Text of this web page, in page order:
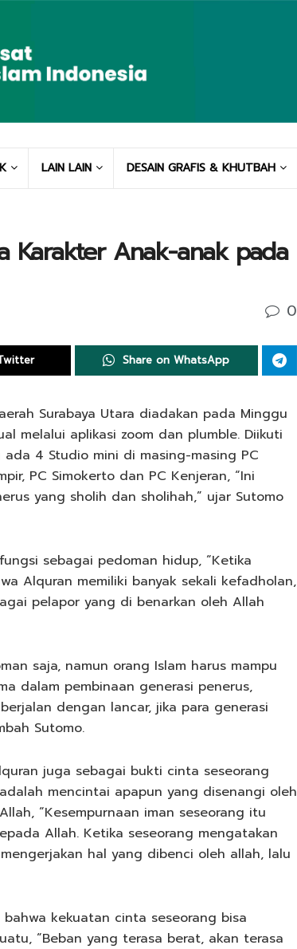
LAIN LAIN DESAIN GRAFIS & KHUTBAH
Karakter Anak-anak pada
0
Share on WhatsApp
Surabaya Utara diadakan pada Minggu
melalui aplikasi zoom dan plumble. Diikuti
4 Studio mini di masing-masing PC
PC Simokerto dan PC Kenjeran, “Ini
yang sholih dan sholihah,” ujar Sutomo
sebagai pedoman hidup, “Ketika
Alquran memiliki banyak sekali kefadholan,
pelapor yang di benarkan oleh Allah
saja, namun orang Islam harus mampu
dalam pembinaan generasi penerus,
dengan lancar, jika para generasi
Sutomo.
juga sebagai bukti cinta seseorang
mencintai apapun yang disenangi oleh
“Kesempurnaan iman seseorang itu
Allah. Ketika seseorang mengatakan
hal yang dibenci oleh allah, lalu
kekuatan cinta seseorang bisa
“Beban yang terasa berat, akan terasa